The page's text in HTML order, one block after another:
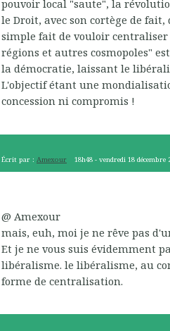
pouvoir local "saute", la
le Droit, avec son cortège de
simple fait de vouloir centraliser
régions et autres cosmopoles"
la démocratie, laissant le
L'objectif étant une
concession ni compromis !
Écrit par : Amexour 18h48 -vendredi 18 décembre
@ Amexour
mais, euh, moi je ne rêve pas
Et je ne vous suis évidemment
libéralisme. le libéralisme, au
forme de centralisation.